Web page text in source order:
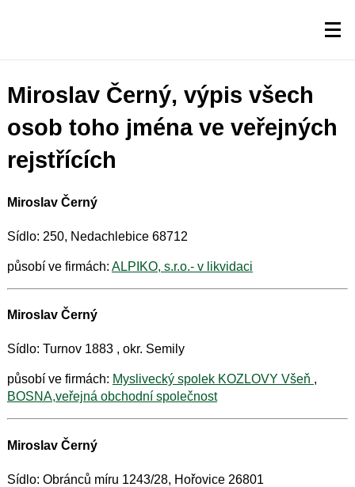
Miroslav Černý, výpis všech
osob toho jména ve veřejných
rejstřících
Miroslav Černý
Sídlo: 250, Nedachlebice 68712
působí ve firmách: ALPIKO, s.r.o.- v likvidaci
Miroslav Černý
Sídlo: Turnov 1883 , okr. Semily
působí ve firmách: Myslivecký spolek KOZLOVY Všeň ,
BOSNA,veřejná obchodní společnost
Miroslav Černý
Sídlo: Obránců míru 1243/28, Hořovice 26801